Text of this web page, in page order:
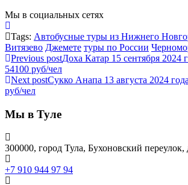
Мы в социальных сетях
Tags: Автобусные туры из Нижнего
Витязево Джемете туры по России
Previous postДоха Катар 15 сентября 2024
54100 руб/чел
Next postСукко Анапа 13 августа 2024
руб/чел
Мы в Туле
300000, город Тула, Бухоновский переулок,
+7 910 944 97 94